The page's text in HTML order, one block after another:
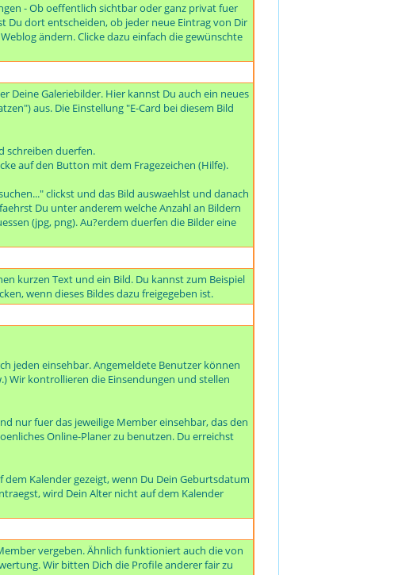
- Ob oeffentlich sichtbar oder ganz privat fuer
Du dort entscheiden, ob jeder neue Eintrag von Dir
ändern. Clicke dazu einfach die gewünschte
Deine Galeriebilder. Hier kannst Du auch ein neues
aus. Die Einstellung "E-Card bei diesem Bild
schreiben duerfen.
auf den Button mit dem Fragezeichen (Hilfe).
clickst und das Bild auswaehlst und danach
Du unter anderem welche Anzahl an Bildern
(jpg, png). Au?erdem duerfen die Bilder eine
kurzen Text und ein Bild. Du kannst zum Beispiel
wenn dieses Bildes dazu freigegeben ist.
jeden einsehbar. Angemeldete Benutzer können
Wir kontrollieren die Einsendungen und stellen
nur fuer das jeweilige Member einsehbar, das den
Online-Planer zu benutzen. Du erreichst
Kalender gezeigt, wenn Du Dein Geburtsdatum
wird Dein Alter nicht auf dem Kalender
vergeben. Ähnlich funktioniert auch die von
Wir bitten Dich die Profile anderer fair zu